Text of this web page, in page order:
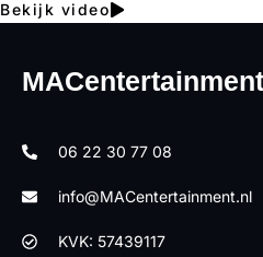
Bekijk video
MACentertainment
06 22 30 77 08
info@MACentertainment.nl
KVK: 57439117